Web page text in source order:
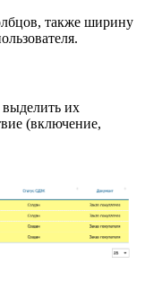
также ширину
их
(включение,